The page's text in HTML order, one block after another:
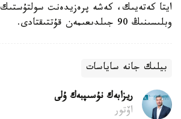
ايتا كەتەيىك، كەشە پرەزيدەنت سولتۇستىك
وبلىسىنىڭ 90 جىلدىعىمەن قۇتتىقتادى.
بيلىك جانە ساياسات
ريزابەك نۇسىپبەك ۇلى
اۆتور